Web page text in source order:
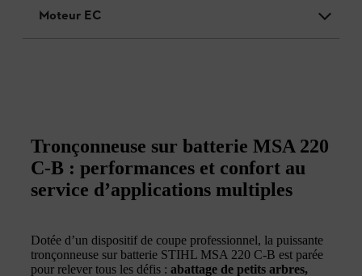
Moteur EC
Tronçonneuse sur batterie MSA 220
C-B : performances et confort au
service d’applications multiples
Dotée d’un dispositif de coupe professionnel, la puissante
tronçonneuse sur batterie STIHL MSA 220 C-B est parée
pour relever tous les défis : abattage de petits arbres,